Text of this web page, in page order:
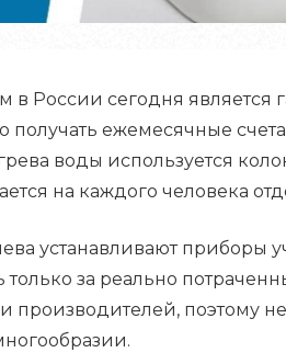
России сегодня является
получать ежемесячные
воды используется
на каждого человека
устанавливают приборы
только за реально
производителей, поэтому